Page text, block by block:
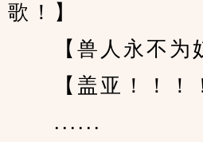
歌！】
【兽人永不为
【盖亚！！！
......